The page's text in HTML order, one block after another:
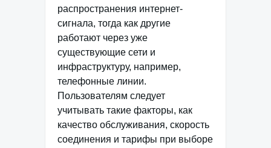
распространения интернет-
сигнала, тогда как другие
работают через уже
существующие сети и
инфраструктуру, например,
телефонные линии.
Пользователям следует
учитывать такие факторы, как
качество обслуживания, скорость
соединения и тарифы при выборе